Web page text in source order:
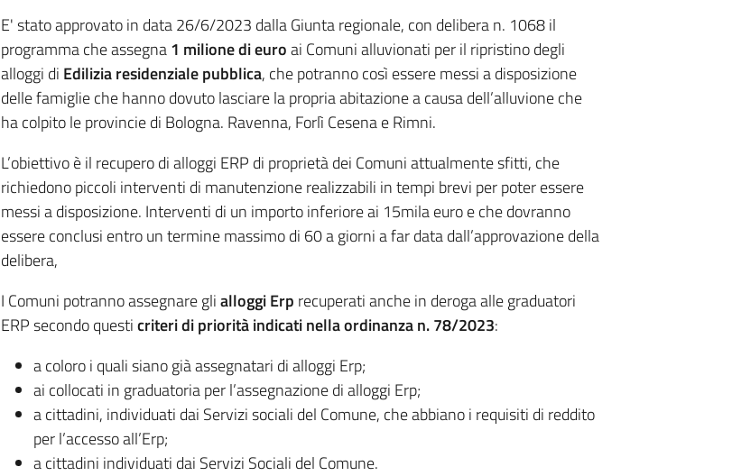
Introduzione
E' stato approvato in data 26/6/2023 dalla Giunta regionale, con delibera n. 1068 il
programma che assegna1 milione di euroai Comuni alluvionati per il ripristino degli
alloggi di Edilizia residenziale pubblica, che potranno così essere messi a disposizione
delle famiglie che hanno dovuto lasciare la propria abitazione a causa dell’alluvione che
ha colpito le provincie di Bologna. Ravenna, Forlì Cesena e Rimni.
L’obiettivo è il recupero di alloggi ERP di proprietà dei Comuni attualmente sfitti, che
richiedono piccoli interventi di manutenzione realizzabili in tempi brevi per poter essere
messi a disposizione. Interventi di un importo inferiore ai 15mila euro e che dovranno
essere conclusi entro un termine massimo di 60 a giorni a far data dall’approvazione della
delibera,
I Comuni potranno assegnare glialloggi Erp recuperati anche in deroga alle graduatori
ERP secondo questicriteri di priorità indicati nella ordinanza n. 78/2023:
a coloro i quali siano già assegnatari di alloggi Erp;
ai collocati in graduatoria per l’assegnazione di alloggi Erp;
a cittadini, individuati dai Servizi sociali del Comune, che abbiano i requisiti di reddito
per l’accesso all’Erp;
a cittadini individuati dai Servizi Sociali del Comune.